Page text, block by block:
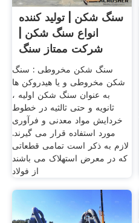
سنگ شکن | تولید کننده
انواع سنگ شکن |
شرکت ممتاز سنگ
شکن
سنگ شکن مخروطی : سنگ
شکن مخروطی و یا هیدروکن ها
به عنوان سنگ شکن اولیه ،
ثانویه و حتی ثالثیه در خطوط
خردایش مواد معدنی و فرآوری
مورد استفاده قرار می گیرند.
لازم به ذکر است تمامی قطعاتی
که در معرض استهلاک می باشند
از فولاد